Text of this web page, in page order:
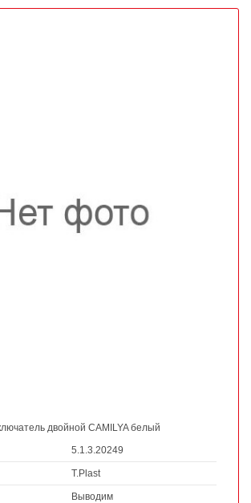
двойной CAMILYA белый
5.1.3.20249
T.Plast
Выводим